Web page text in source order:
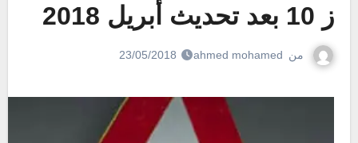
ز 10 بعد تحديث أبريل 2018
من ahmed mohamed
23/05/2018